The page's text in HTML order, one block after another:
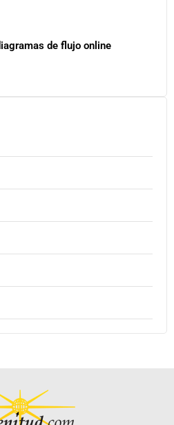
de flujo online